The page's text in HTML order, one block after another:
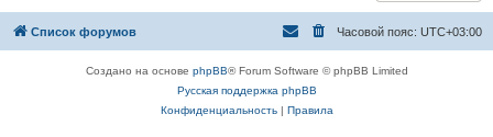
Список форумов Часовой пояс: UTC+03:00
Создано на основе phpBB® Forum Software © phpBB Limited
Русская поддержка phpBB
Конфиденциальность| Правила